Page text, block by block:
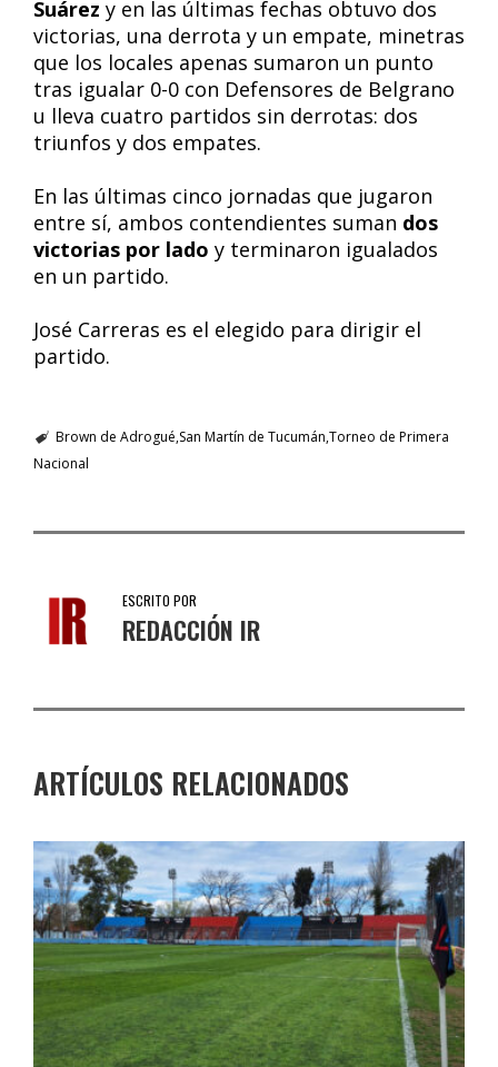
Suárez y en las últimas fechas obtuvo dos
victorias, una derrota y un empate, minetras
que los locales apenas sumaron un punto
tras igualar 0-0 con Defensores de Belgrano
u lleva cuatro partidos sin derrotas: dos
triunfos y dos empates.
En las últimas cinco jornadas que jugaron
entre sí, ambos contendientes suman dos
victorias por lado y terminaron igualados
en un partido.
José Carreras es el elegido para dirigir el
partido.
Brown de Adrogué San Martín de Tucumán Torneo de Primera
Nacional
ESCRITO POR
REDACCIÓN IR
ARTÍCULOS RELACIONADOS